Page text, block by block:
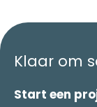
Klaar om
Start een